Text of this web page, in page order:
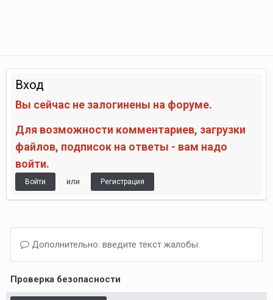
Вход
Вы сейчас не залогинены на форуме.
Для возможности комментариев, загрузки
файлов, подписок на ответы - вам надо
войти.
Войти или Регистрация
Дополнительно: введите текст жалобы.
Проверка безопасности